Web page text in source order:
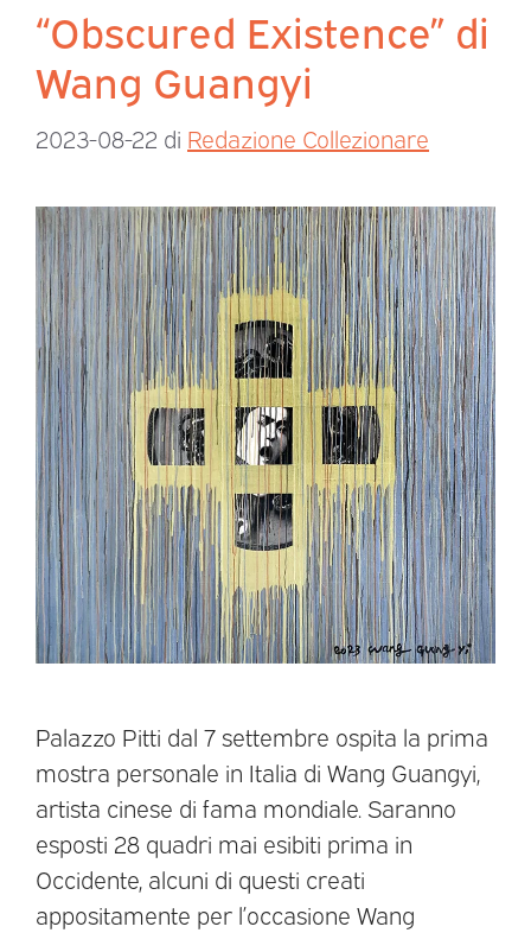
“Obscured Existence” di
Wang Guangyi
2023-08-22 di Redazione Collezionare
Palazzo Pitti dal 7 settembre ospita la prima
mostra personale in Italia di Wang Guangyi,
artista cinese di fama mondiale. Saranno
esposti 28 quadri mai esibiti prima in
Occidente, alcuni di questi creati
appositamente per l’occasione Wang